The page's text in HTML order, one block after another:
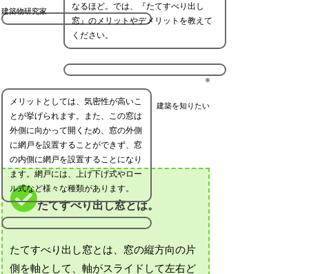
建築物研究家
なるほど。では、『たてすべり出し
窓』のメリットやデメリットを教えて
ください。
建築を知りたい
メリットとしては、気密性が高いこ
とが挙げられます。また、この窓は
外側に向かって開くため、窓の外側
に網戸を設置することができず、窓
の内側に網戸を設置することになり
ます。網戸には、上げ下げ式やロー
ル式など様々な種類があります。
たてすべり出し窓とは。
たてすべり出し窓とは、窓の縦方向の片
側を軸として、軸がスライドして左右ど